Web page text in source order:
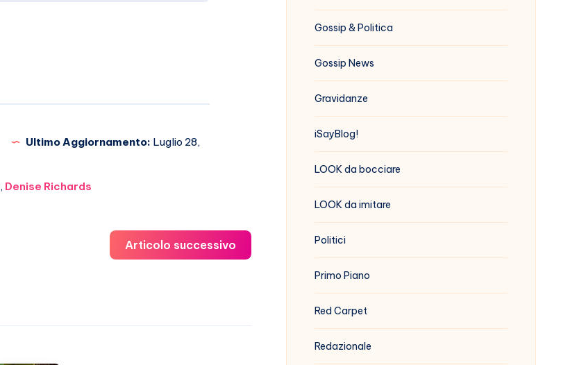
Ultimo Aggiornamento: Luglio 28,
, Denise Richards
Articolo successivo
Gossip & Politica
Gossip News
Gravidanze
iSayBlog!
LOOK da bocciare
LOOK da imitare
Politici
Primo Piano
Red Carpet
Redazionale